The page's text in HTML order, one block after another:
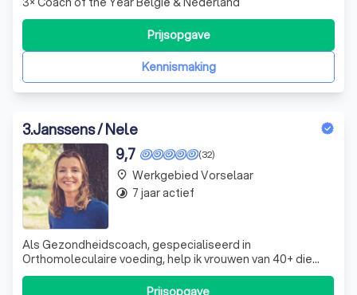
Kennismaking
Prijsopgave
3.Janssens / Nele
(32)
9,7
Als Gezondheidscoach, gespecialiseerd in
Orthomoleculaire voeding, help ik vrouwen van 40+ die
graag willen afvallen, zich energieker voelen en
Prijsopgave
place Werkgebied Vorselaar
timelapse 7 jaar actief